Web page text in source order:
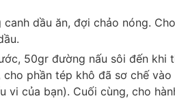
dầu ăn, đợi chảo nóng.
50gr đường nấu sôi đến khi
phần tép khô đã sơ chế
của bạn). Cuối cùng, cho